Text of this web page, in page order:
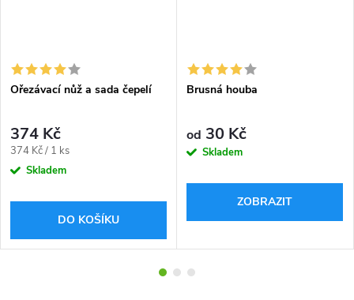
Ořezávací nůž a sada čepelí
374 Kč
Měrná
cena:
374 Kč / 1 ks
Skladem
DO KOŠÍKU
Brusná houba
od 30 Kč
Skladem
ZOBRAZIT